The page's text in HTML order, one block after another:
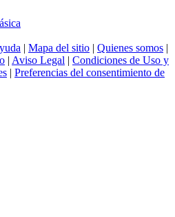
| Mapa del sitio | Quienes somos |
| Aviso Legal | Condiciones de Uso y
| Preferencias del consentimiento de